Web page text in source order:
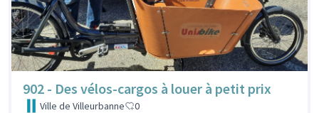
902 - Des vélos-cargos à louer à petit prix
Ville de Villeurbanne 0